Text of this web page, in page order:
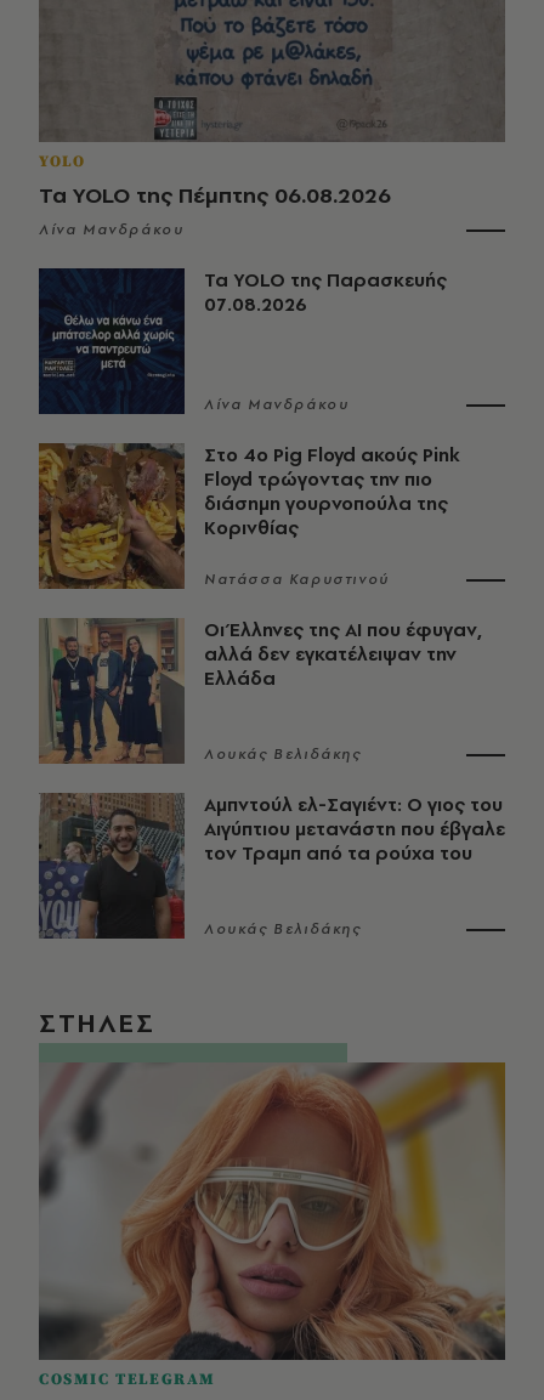
YOLO
Τα YOLO της Πέμπτης 06.08.2026
Λίνα Μανδράκου
Τα YOLO της Παρασκευής
07.08.2026
Λίνα Μανδράκου
Στο 4ο Pig Floyd ακούς Pink
Floyd τρώγοντας την πιο
διάσημη γουρνοπούλα της
Κορινθίας
Νατάσσα Καρυστινού
Οι Έλληνες της ΑΙ που έφυγαν,
αλλά δεν εγκατέλειψαν την
Ελλάδα
Λουκάς Βελιδάκης
Αμπντούλ ελ-Σαγιέντ: Ο γιος του
Αιγύπτιου μετανάστη που έβγαλε
τον Τραμπ από τα ρούχα του
Λουκάς Βελιδάκης
ΣΤΗΛΕΣ
COSMIC TELEGRAM